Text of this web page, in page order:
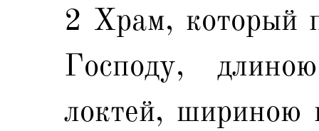
2 Храм, который
Господу,
локтей, шириною